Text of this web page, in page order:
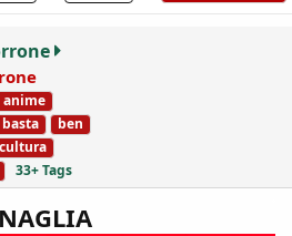
s
anime
basta
ben
cultura
33+ Tags